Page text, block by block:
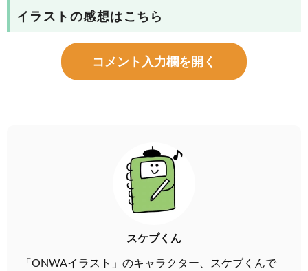
イラストの感想はこちら
コメント入力欄を開く
スケブくん
「ONWAイラスト」のキャラクター、スケブくんで